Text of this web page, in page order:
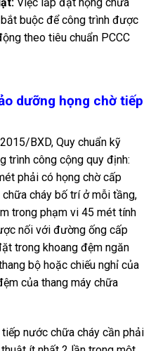
buộc để công trình được
theo tiêu chuẩn PCCC
dưỡng họng chờ tiếp
BXD, Quy chuẩn kỹ
trình công cộng quy định:
phải có họng chờ cấp
cháy bố trí ở mỗi tầng,
trong phạm vi 45 mét tính
nối với đường ống cấp
trong khoang đệm ngăn
bộ hoặc chiếu nghỉ của
của thang máy chữa
nước chữa cháy cần phải